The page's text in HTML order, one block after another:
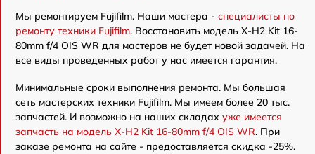
Мы ремонтируем Fujifilm. Наши мастера - специалисты по
ремонту техники Fujifilm. Восстановить модель X-H2 Kit 16-
80mm f/4 OIS WR для мастеров не будет новой задачей. На
все виды проведенных работ у нас имеется гарантия.
Минимальные сроки выполнения ремонта. Мы большая
сеть мастерских техники Fujifilm. Мы имеем более 20 тыс.
запчастей. И возможно на наших складах уже имеется
запчасть на модель X-H2 Kit 16-80mm f/4 OIS WR. При
заказе ремонта на сайте - предоставляется скидка -25%.